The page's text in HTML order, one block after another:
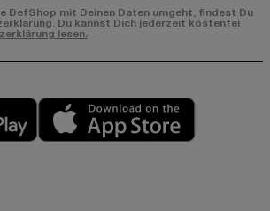
DefShop mit Deinen Daten umgeht, findest Du
Du kannst Dich jederzeit kostenfei
lesen.
Play market